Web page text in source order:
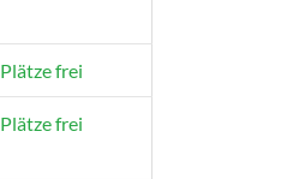
Plätze frei
Plätze frei